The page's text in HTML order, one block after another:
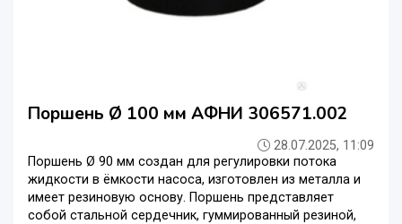
Поршень Ø 100 мм АФНИ 306571.002
28.07.2025, 11:09
Поршень Ø 90 мм создан для регулировки потока
жидкости в ёмкости насоса, изготовлен из металла и
имеет резиновую основу. Поршень представляет
собой стальной сердечник, гуммированный резиной,